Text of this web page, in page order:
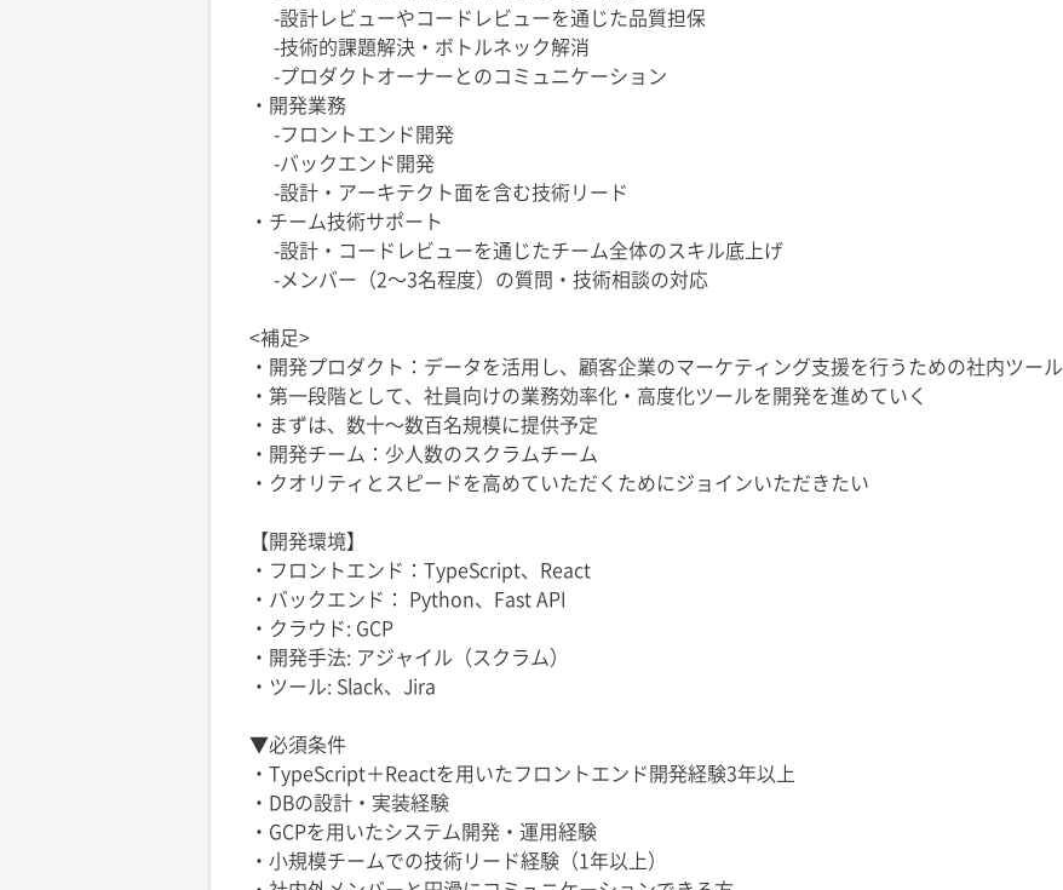
-設計レビューやコードレビューを通じた品質担保
-技術的課題解決・ボトルネック解消
-プロダクトオーナーとのコミュニケーション
・開発業務
-フロントエンド開発
-バックエンド開発
-設計・アーキテクト面を含む技術リード
・チーム技術サポート
-設計・コードレビューを通じたチーム全体のスキル底上げ
-メンバー（2〜3名程度）の質問・技術相談の対応
<補足>
・開発プロダクト：データを活用し、顧客企業のマーケティング支援を行うための社内ツール
・第一段階として、社員向けの業務効率化・高度化ツールを開発を進めていく
・まずは、数十〜数百名規模に提供予定
・開発チーム：少人数のスクラムチーム
・クオリティとスピードを高めていただくためにジョインいただきたい
【開発環境】
・フロントエンド：TypeScript、React
・バックエンド： Python、Fast API
・クラウド: GCP
・開発手法: アジャイル（スクラム）
・ツール: Slack、Jira
▼必須条件
・TypeScript＋Reactを用いたフロントエンド開発経験3年以上
・DBの設計・実装経験
・GCPを用いたシステム開発・運用経験
・小規模チームでの技術リード経験（1年以上）